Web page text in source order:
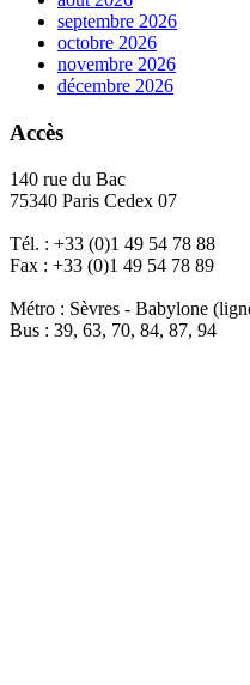
septembre 2026
octobre 2026
novembre 2026
décembre 2026
Accès
140 rue du Bac
75340 Paris Cedex 07
Tél. : +33 (0)1 49 54 78 88
Fax : +33 (0)1 49 54 78 89
Métro : Sèvres - Babylone
Bus : 39, 63, 70, 84, 87, 94